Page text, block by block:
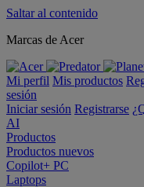
Saltar al contenido
Marcas de Acer
Mi perfil Mis productos
sesión
Iniciar sesión Registrarse
AI
Productos
Productos nuevos
Copilot+ PC
Laptops